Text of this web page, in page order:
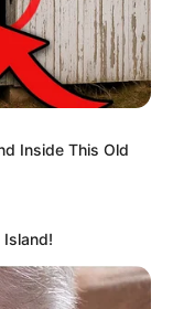
Inside This Old